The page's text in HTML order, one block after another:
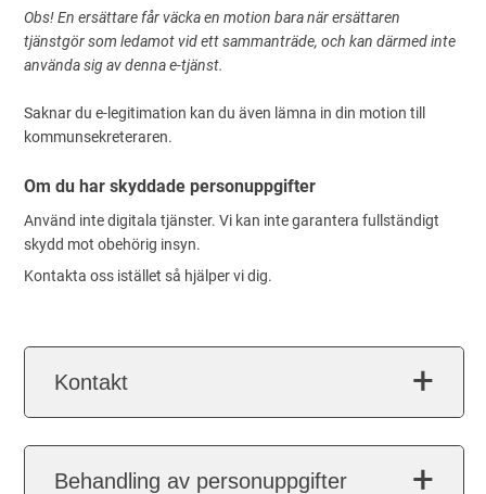
Obs! En ersättare får väcka en motion bara när ersättaren
tjänstgör som ledamot vid ett sammanträde, och kan därmed inte
använda sig av denna e-tjänst.
Saknar du e-legitimation kan du även lämna in din motion till
kommunsekreteraren.
Om du har skyddade personuppgifter
Använd inte digitala tjänster. Vi kan inte garantera fullständigt
skydd mot obehörig insyn.
Kontakta oss istället så hjälper vi dig.
Kontakt
Behandling av personuppgifter